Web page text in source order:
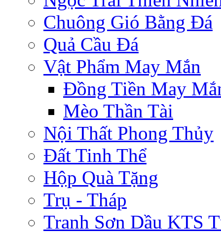
Chuông Gió Bằng Đá
Quả Cầu Đá
Vật Phẩm May Mắn
Đồng Tiền May
Mèo Thần Tài
Nội Thất Phong Thủy
Đất Tinh Thể
Hộp Quà Tặng
Trụ - Tháp
Tranh Sơn Dầu KTS